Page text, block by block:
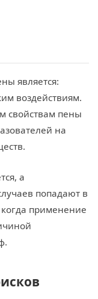
является:
воздействиям.
свойствам пены
на
а
попадают в
применение